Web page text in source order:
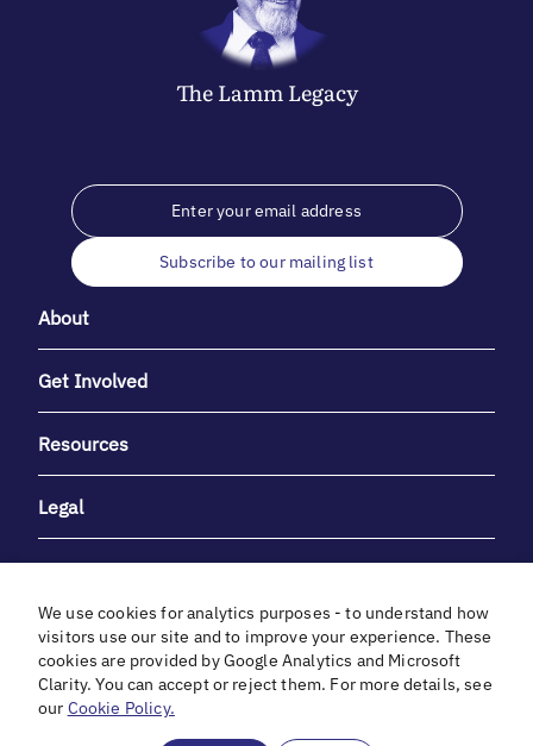
The LammLegacy
Subscribe to our mailing list
About
Get Involved
Resources
Legal
With heartfelt gratitude to Debbie & Elliot Gibber for their
unwavering support and generosity.
We use cookies for analytics purposes - to understand how
visitors use our site and to improve your experience. These
cookies are provided by Google Analytics and Microsoft
Clarity. You can accept or reject them. For more details, see
our Cookie Policy.